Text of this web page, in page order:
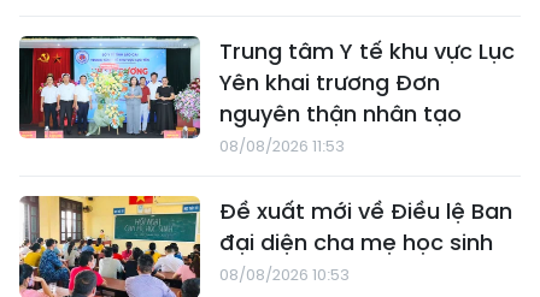
Trung tâm Y tế khu vực Lục
Yên khai trương Đơn
nguyên thận nhân tạo
08/08/2026 11:53
Đề xuất mới về Điều lệ Ban
đại diện cha mẹ học sinh
08/08/2026 10:53